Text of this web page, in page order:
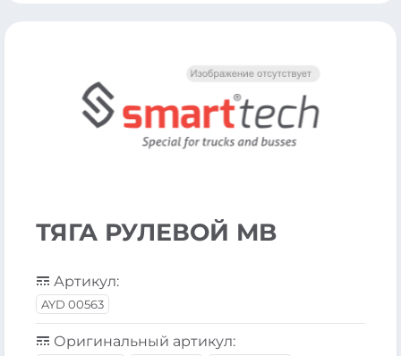
ТЯГА РУЛЕВОЙ MB
Артикул:
AYD 00563
Оригинальный артикул: